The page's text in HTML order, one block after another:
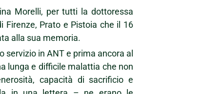
Morelli, per tutti la dottoressa
Firenze, Prato e Pistoia che il 16
alla sua memoria.
in ANT e prima ancora al
lunga e difficile malattia che non
capacità di sacrificio e